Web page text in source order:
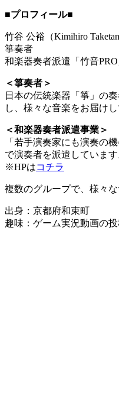
■プロフィール■
竹谷 公裕（Kimihiro
箏奏者
和楽器奏者派遣「竹音
＜箏奏者＞
日本の伝統楽器「箏」の
し、様々な音楽をお届けし
＜和楽器奏者派遣事業＞
「若手演奏家にも演奏の
で演奏者を派遣しています
※HPはコチラ
複数のグループで、様々
出身：京都府和束町
趣味：ゲーム実況動画の